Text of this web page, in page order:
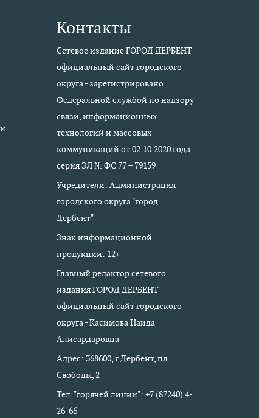
Контакты
Сетевое издание ГОРОД ДЕРБЕНТ
официальный сайт городского
округа - зарегистрировано
Федеральной службой по надзору
связи, информационных
технологий и массовых
коммуникаций от 02.10.2020 года
серия ЭЛ № ФС 77 – 79159
Учредители: Администрация
городского округа "город
Дербент"
Знак информационной
продукции: 12+
Главный редактор сетевого
издания ГОРОД ДЕРБЕНТ
официальный сайт городского
округа - Касимова Наида
Алисардаровна
Адрес: 368600, г.Дербент, пл.
Свободы, 2
Тел. "горячей линии": +7 (87240) 4-
26-66